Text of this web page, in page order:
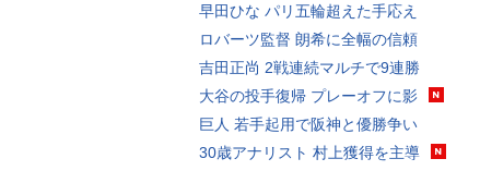
早田ひな パリ五輪超えた手応え
ロバーツ監督 朗希に全幅の信頼
吉田正尚 2戦連続マルチで9連勝
大谷の投手復帰 プレーオフに影
巨人 若手起用で阪神と優勝争い
30歳アナリスト 村上獲得を主導